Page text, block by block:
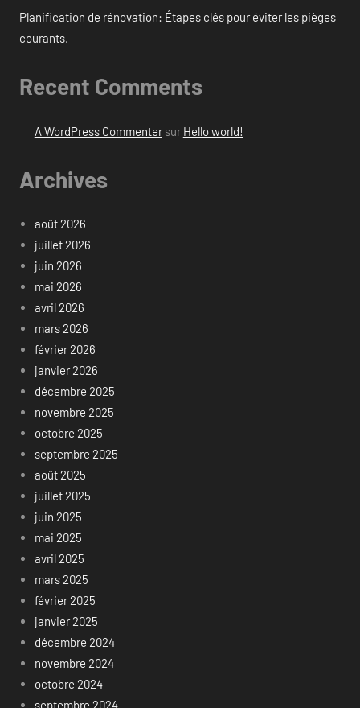
Planification de rénovation: Étapes clés pour éviter les pièges
courants.
Recent Comments
A WordPress Commentersur Hello world!
Archives
août 2026
juillet 2026
juin 2026
mai 2026
avril 2026
mars 2026
février 2026
janvier 2026
décembre 2025
novembre 2025
octobre 2025
septembre 2025
août 2025
juillet 2025
juin 2025
mai 2025
avril 2025
mars 2025
février 2025
janvier 2025
décembre 2024
novembre 2024
octobre 2024
septembre 2024